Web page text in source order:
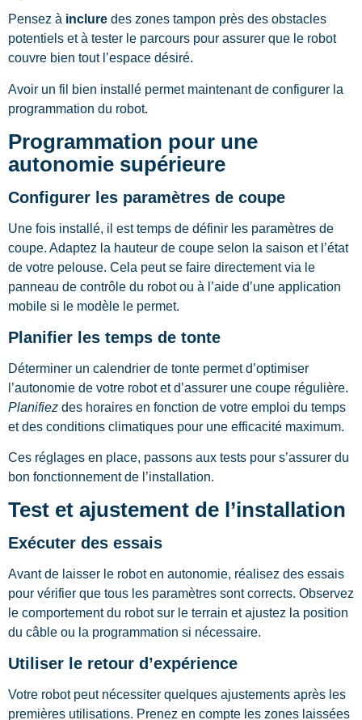
Pensez à inclure des zones tampon près des obstacles
potentiels et à tester le parcours pour assurer que le robot
couvre bien tout l’espace désiré.
Avoir un fil bien installé permet maintenant de configurer la
programmation du robot.
Programmation pour une
autonomie supérieure
Configurer les paramètres de coupe
Une fois installé, il est temps de définir les paramètres de
coupe. Adaptez la hauteur de coupe selon la saison et l’état
de votre pelouse. Cela peut se faire directement via le
panneau de contrôle du robot ou à l’aide d’une application
mobile si le modèle le permet.
Planifier les temps de tonte
Déterminer un calendrier de tonte permet d’optimiser
l’autonomie de votre robot et d’assurer une coupe régulière.
Planifiez des horaires en fonction de votre emploi du temps
et des conditions climatiques pour une efficacité maximum.
Ces réglages en place, passons aux tests pour s’assurer du
bon fonctionnement de l’installation.
Test et ajustement de l’installation
Exécuter des essais
Avant de laisser le robot en autonomie, réalisez des essais
pour vérifier que tous les paramètres sont corrects. Observez
le comportement du robot sur le terrain et ajustez la position
du câble ou la programmation si nécessaire.
Utiliser le retour d’expérience
Votre robot peut nécessiter quelques ajustements après les
premières utilisations. Prenez en compte les zones laissées